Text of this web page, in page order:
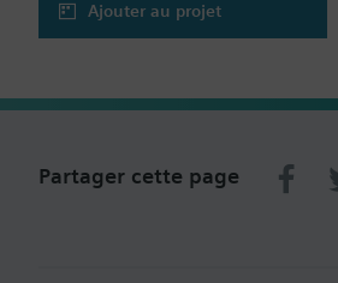
Ajouter au projet
Partager cette page